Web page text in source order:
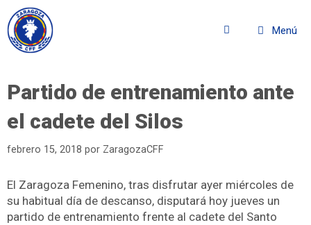
Menú
Partido de entrenamiento ante
el cadete del Silos
febrero 15, 2018 por ZaragozaCFF
El Zaragoza Femenino, tras disfrutar ayer miércoles de
su habitual día de descanso, disputará hoy jueves un
partido de entrenamiento frente al cadete del Santo